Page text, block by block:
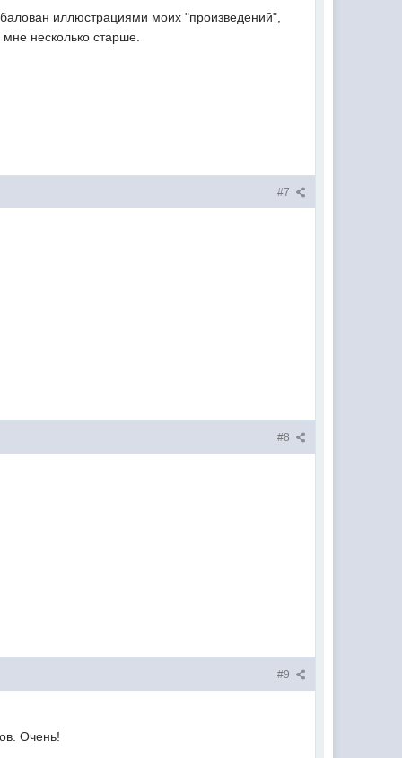
иллюстрациями моих "произведений",
несколько старше.
#7
#8
#9
Очень!